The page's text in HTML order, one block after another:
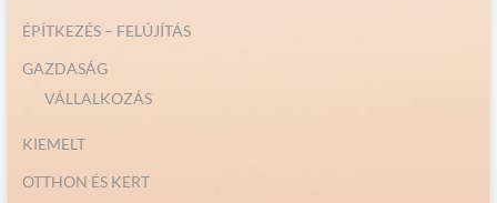
ÉPÍTKEZÉS – FELÚJÍTÁS
GAZDASÁG
VÁLLALKOZÁS
KIEMELT
OTTHON ÉS KERT